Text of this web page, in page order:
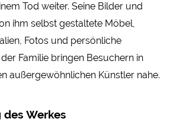
Tod weiter. Seine Bilder und
ihm selbst gestaltete Möbel,
Fotos und persönliche
Familie bringen Besuchern in
außergewöhnlichen Künstler nahe.
Werkes